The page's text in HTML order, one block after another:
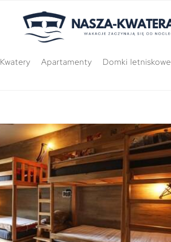
Kwatery Apartamenty Domki letniskowe